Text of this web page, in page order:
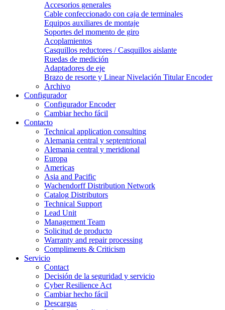
Accesorios generales
Cable confeccionado con caja de terminales
Equipos auxiliares de montaje
Soportes del momento de giro
Acoplamientos
Casquillos reductores / Casquillos aislante
Ruedas de medición
Adaptadores de eje
Brazo de resorte y Linear Nivelación Titular Encoder
Archivo
Configurador
Configurador Encoder
Cambiar hecho fácil
Contacto
Technical application consulting
Alemania central y septentrional
Alemania central y meridional
Europa
Americas
Asia and Pacific
Wachendorff Distribution Network
Catalog Distributors
Technical Support
Lead Unit
Management Team
Solicitud de producto
Warranty and repair processing
Compliments & Criticism
Servicio
Contact
Decisión de la seguridad y servicio
Cyber Resilience Act
Cambiar hecho fácil
Descargas